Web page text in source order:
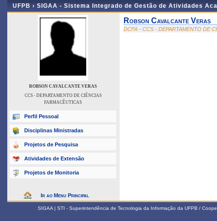
UFPB › SIGAA - Sistema Integrado de Gestão de Atividades
ROBSON CAVALCANTE VERAS
CCS - DEPARTAMENTO DE CIÊNCIAS
FARMACÊUTICAS
Perfil Pessoal
Disciplinas Ministradas
Projetos de Pesquisa
Atividades de Extensão
Projetos de Monitoria
Ir ao Menu Principal
Robson Cavalcante Veras
DCFA - CCS - DEPARTAMENTO DE
SIGAA | STI - Superintendência de Tecnologia da Informação da UFPB /